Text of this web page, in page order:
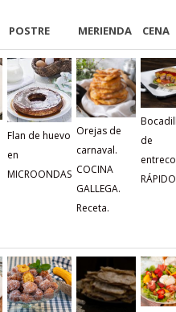
POSTRE MERIENDA CENA
Flan de huevo
en
MICROONDAS
Orejas de
carnaval.
COCINA
GALLEGA.
Receta.
de
RÁPIDO